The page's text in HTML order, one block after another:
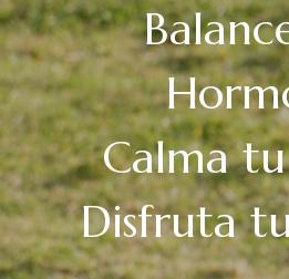
Calma
Disfruta